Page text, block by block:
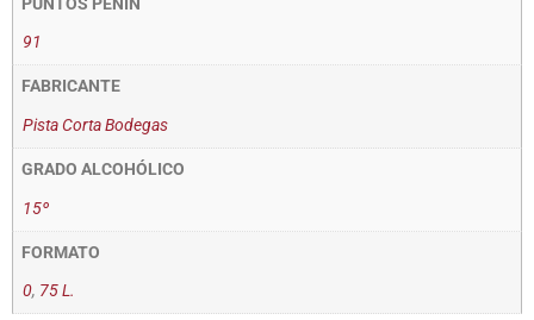
91
FABRICANTE
Pista Corta Bodegas
GRADO ALCOHÓLICO
15º
FORMATO
0, 75 L.